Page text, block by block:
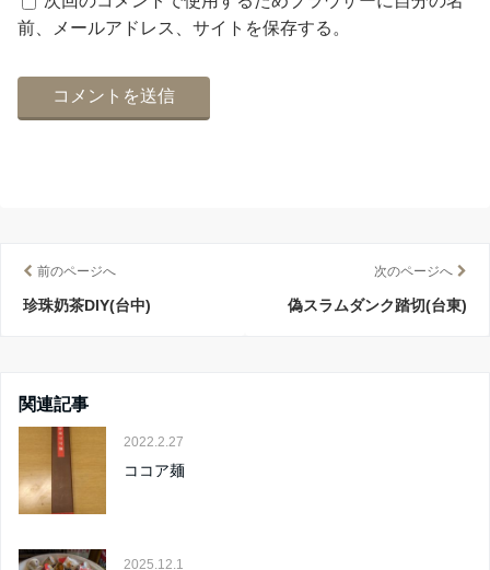
前、メールアドレス、サイトを保存する。
前のページへ
珍珠奶茶DIY(台中)
次のページへ
偽スラムダンク踏切(台東)
関連記事
2022.2.27
ココア麺
2025.12.1